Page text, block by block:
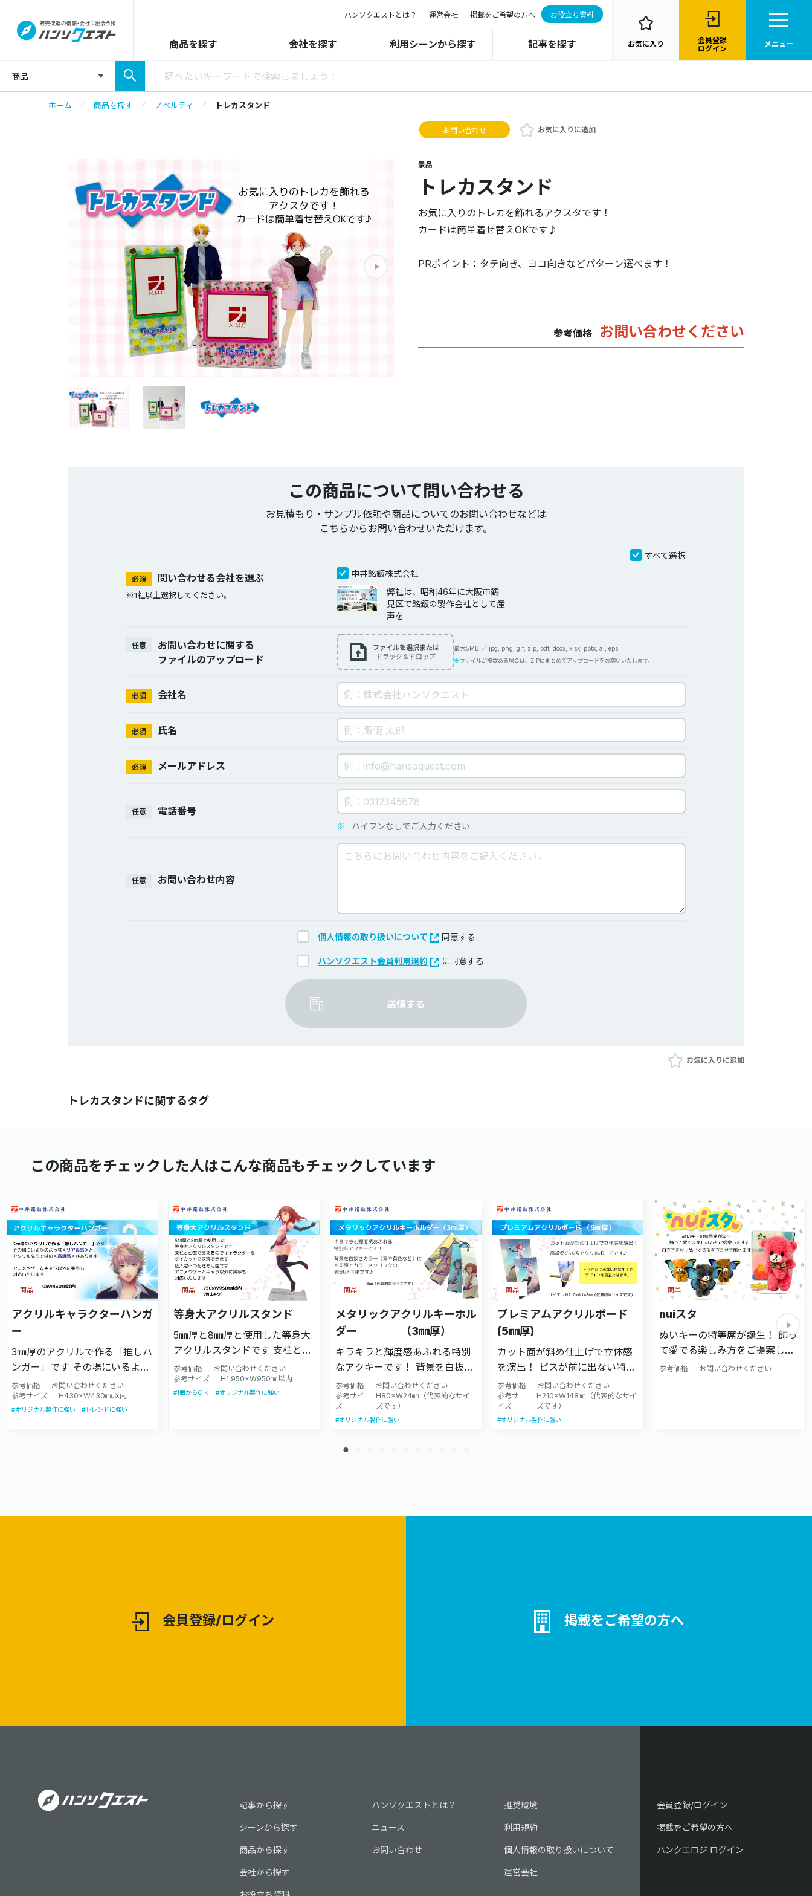
ハンソクエストとは？ 運営会社 掲載をご希望の方へ お役立ち資料
商品を探す 会社を探す 利用シーンから探す 記事を探す
商品
お気に入り
会員登録
ログイン
メニュー
ホーム 商品を探す ノベルティ トレカスタンド
お問い合わせ お気に入りに追加
景品
トレカスタンド
お気に入りのトレカを飾れるアクスタです！
カードは簡単着せ替えOKです♪
PRポイント：タテ向き、ヨコ向きなどパターン選べます！
参考価格 お問い合わせください
この商品について問い合わせる
お見積もり・サンプル依頼や商品についてのお問い合わせなどは
こちらからお問い合わせいただけます。
必須 問い合わせる会社を選ぶ
※1社以上選択してください。
すべて選択
中井銘鈑株式会社
弊社は、昭和46年に大阪市鶴
見区で銘鈑の製作会社として産
声を
任意
お問い合わせに関する
ファイルのアップロード
ファイルを選択または
ドラッグ＆ドロップ
最大5MB ／ jpg, png, gif, zip, pdf, docx, xlsx, pptx, ai, eps
ファイルが複数ある場合は、ZIPにまとめてアップロードをお願いいたします。
必須 会社名
必須 氏名
必須 メールアドレス
任意 電話番号
※ ハイフンなしでご入力ください
任意 お問い合わせ内容
個人情報の取り扱いについて 同意する
ハンソクエスト会員利用規約 に同意する
送信する
お気に入りに追加
トレカスタンドに関するタグ
この商品をチェックした人はこんな商品もチェックしています
アクリルキャラクターハンガ
ー
3㎜厚のアクリルで作る「推しハ
ンガー」です その場にいるよう
なリアル感と、アクリルならで
はの高級感があります アニメや
ゲームキャラ以外に実写も対応
参考価格
お問い合わせください
参考サイズ
H430×W430㎜以内
商品
#オリジナル製作に強い #トレンドに強い
等身大アクリルスタンド
5㎜厚と8㎜厚と使用した等身大
アクリルスタンドです 支柱と台
座で支えるのでキャラクターを
ダイカットで表現できます 個人
宅への配送も可能です アニメや
参考価格
お問い合わせください
参考サイズ
H1,950×W950㎜以内
商品
#1個からＯＫ #オリジナル製作に強い
メタリックアクリルキーホル
ダー （3㎜厚）
キラキラと輝度感あふれる特別
なアクキーです！ 背景を白抜き
カラー（青や黄色など）にする
事で カラーメタリックの表現が
可能です♪
参考価格
お問い合わせください
参考サイ
ズ
H80×W24㎜（代表的なサイ
ズです）
商品
#オリジナル製作に強い
プレミアムアクリルボード
(5㎜厚)
カット面が斜め仕上げで立体感
を演出！ ビスが前に出ない特殊
加工でデザインを目立たせま
す。 高級感のあるアクリルボー
ドです♪
参考価格
お問い合わせください
参考サ
イズ
H210×W148㎜（代表的なサイ
ズです）
商品
#オリジナル製作に強い
nuiスタ
ぬいキーの特等席が誕生！ 飾っ
て愛でる楽しみ方をご提案しま
す♪ PRポイント：・自立できな
参考価格 お問い合わせください
商品
会員登録/ログイン 掲載をご希望の方へ
記事から探す
シーンから探す
商品から探す
会社から探す
ハンソクエストとは？
ニュース
お問い合わせ
推奨環境
利用規約
個人情報の取り扱いについて
運営会社
会員登録/ログイン
掲載をご希望の方へ
ハンクエロジ ログイン